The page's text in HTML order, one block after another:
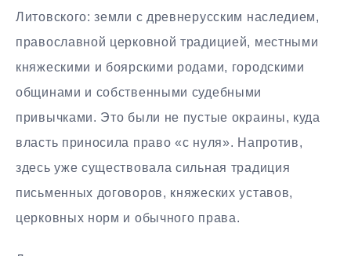
Литовского: земли с древнерусским наследием,
православной церковной традицией, местными
княжескими и боярскими родами, городскими
общинами и собственными судебными
привычками. Это были не пустые окраины, куда
власть приносила право «с нуля». Напротив,
здесь уже существовала сильная традиция
письменных договоров, княжеских уставов,
церковных норм и обычного права.